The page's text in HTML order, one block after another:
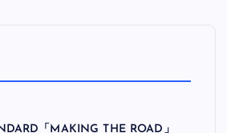
「MAKING THE ROAD」